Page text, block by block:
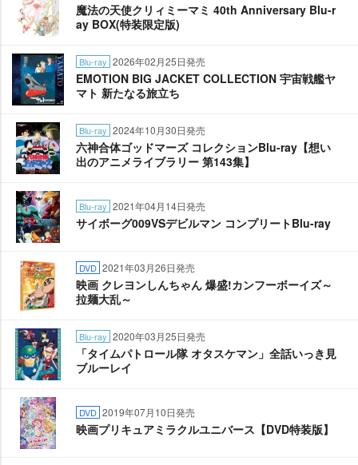
魔法の天使クリィミーマミ 40th Anniversary Blu-r
ay BOX(特装限定版)
Blu-ray 2026年02月25日発売
EMOTION BIG JACKET COLLECTION 宇宙戦艦ヤ
マト 新たなる旅立ち
Blu-ray 2024年10月30日発売
六神合体ゴッドマーズ コレクションBlu-ray【想い
出のアニメライブラリー 第143集】
Blu-ray 2021年04月14日発売
サイボーグ009VSデビルマン コンプリートBlu-ray
DVD 2021年03月26日発売
映画 クレヨンしんちゃん 爆盛!カンフーボーイズ～
拉麺大乱～
Blu-ray 2020年03月25日発売
「タイムパトロール隊 オタスケマン」全話いっき見
ブルーレイ
DVD 2019年07月10日発売
映画プリキュアミラクルユニバース【DVD特装版】